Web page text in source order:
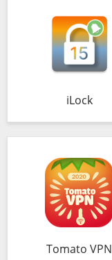
iLock
Tomato VPN